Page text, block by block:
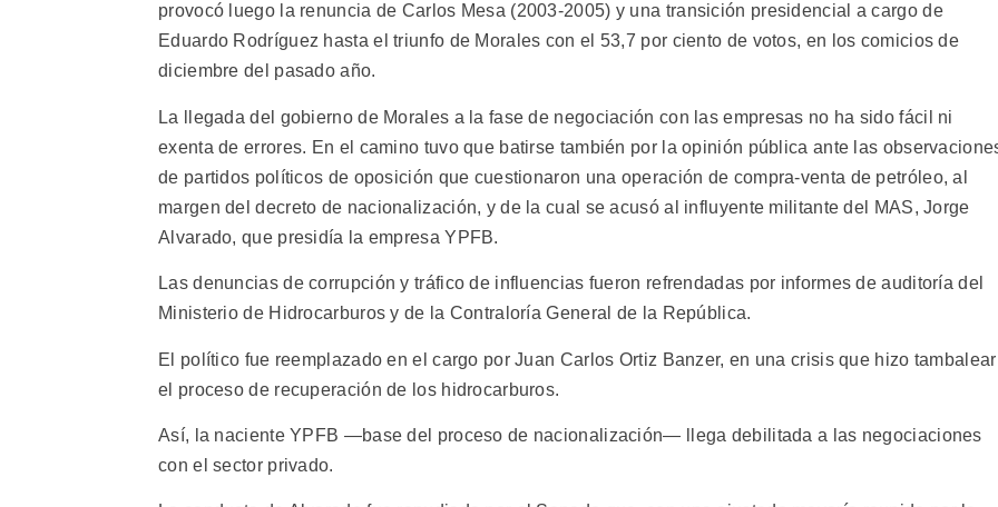
provocó luego la renuncia de Carlos Mesa (2003-2005) y una transición presidencial a cargo de
Eduardo Rodríguez hasta el triunfo de Morales con el 53,7 por ciento de votos, en los comicios de
diciembre del pasado año.
La llegada del gobierno de Morales a la fase de negociación con las empresas no ha sido fácil ni
exenta de errores. En el camino tuvo que batirse también por la opinión pública ante las
de partidos políticos de oposición que cuestionaron una operación de compra-venta de petróleo, al
margen del decreto de nacionalización, y de la cual se acusó al influyente militante del MAS, Jorge
Alvarado, que presidía la empresa YPFB.
Las denuncias de corrupción y tráfico de influencias fueron refrendadas por informes de auditoría del
Ministerio de Hidrocarburos y de la Contraloría General de la República.
El político fue reemplazado en el cargo por Juan Carlos Ortiz Banzer, en una crisis que hizo tambalear
el proceso de recuperación de los hidrocarburos.
Así, la naciente YPFB —base del proceso de nacionalización— llega debilitada a las negociaciones
con el sector privado.